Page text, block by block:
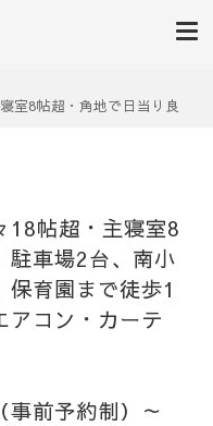
室8帖超・角地で日当り良
設置
けます
18帖超・主寝室8
駐車場2台、南小
育園まで徒歩1
アコン・カーテ
!!
前予約制）～